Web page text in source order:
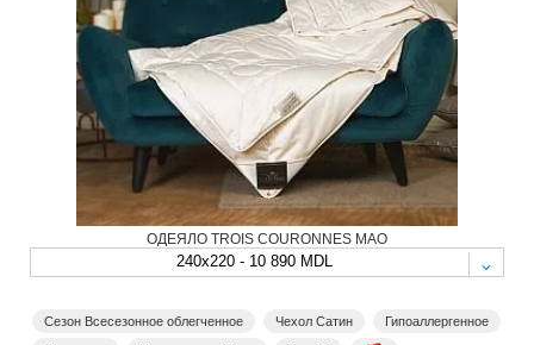
ОДЕЯЛО TROIS COURONNES MAO
240x220 - 10 890 MDL
Сезон Всесезонное облегченное Чехол Сатин
Гипоаллергенное